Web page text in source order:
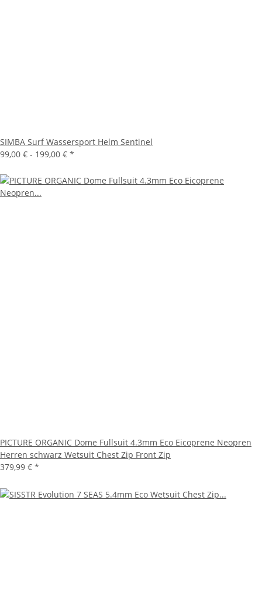
SIMBA Surf Wassersport Helm Sentinel
99,00 € - 199,00 € *
PICTURE ORGANIC Dome Fullsuit 4.3mm Eco Eicoprene Neopren
Herren schwarz Wetsuit Chest Zip Front Zip
379,99 € *